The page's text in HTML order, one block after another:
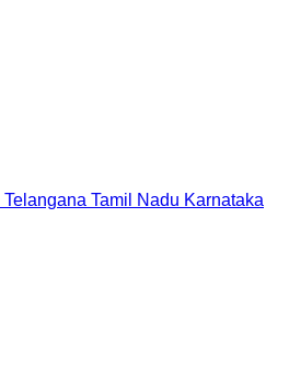
Telangana Tamil Nadu Karnataka